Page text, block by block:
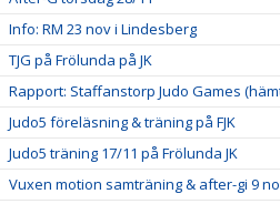
Info: RM 23 nov i Lindesberg
TJG på Frölunda på JK
Rapport: Staffanstorp Judo Games
Judo5 föreläsning & träning på FJK
Judo5 träning 17/11 på Frölunda JK
Vuxen motion samträning & after-gi 9